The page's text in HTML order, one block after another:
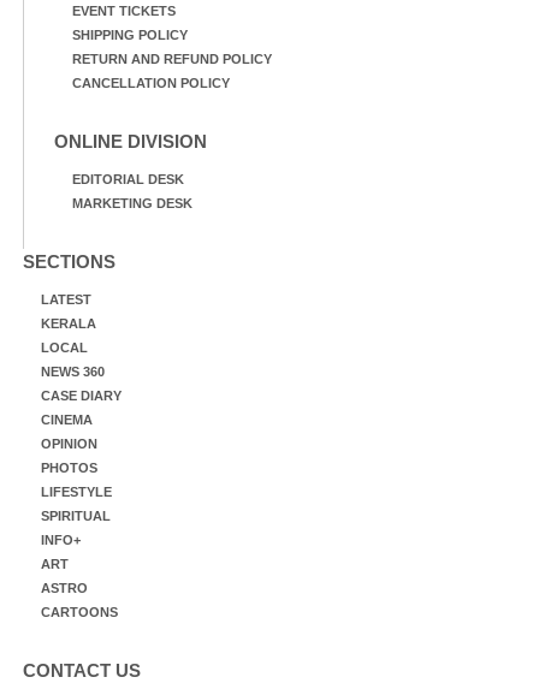
EVENT TICKETS
SHIPPING POLICY
RETURN AND REFUND POLICY
CANCELLATION POLICY
ONLINE DIVISION
EDITORIAL DESK
MARKETING DESK
SECTIONS
LATEST
KERALA
LOCAL
NEWS 360
CASE DIARY
CINEMA
OPINION
PHOTOS
LIFESTYLE
SPIRITUAL
INFO+
ART
ASTRO
CARTOONS
CONTACT US